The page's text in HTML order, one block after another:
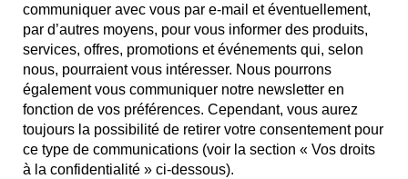
communiquer avec vous par e-mail et éventuellement,
par d’autres moyens, pour vous informer des produits,
services, offres, promotions et événements qui, selon
nous, pourraient vous intéresser. Nous pourrons
également vous communiquer notre newsletter en
fonction de vos préférences. Cependant, vous aurez
toujours la possibilité de retirer votre consentement pour
ce type de communications (voir la section « Vos droits
à la confidentialité » ci-dessous).